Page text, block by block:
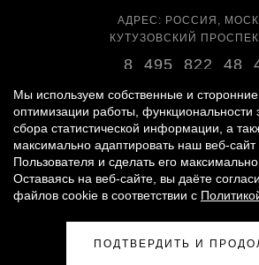
АДРЕС: РОССИЯ,
КУТУЗОВСКИЙ
8 495 822 48
ВРЕМЯ РАБОТЫ:
ЕЖЕДНЕВНО С 11:00 ДО
© 2007 - 2026«ВРЕМЕНА
Мы используем собственные и
оптимизации работы, функциональности
сбора статистической информации, а
максимально адаптировать наш веб-сайт
Пользователя и сделать его
Оставаясь на веб-сайте, вы даёте
файлов cookie в соответствии с
ПОДТВЕРДИТЬ И